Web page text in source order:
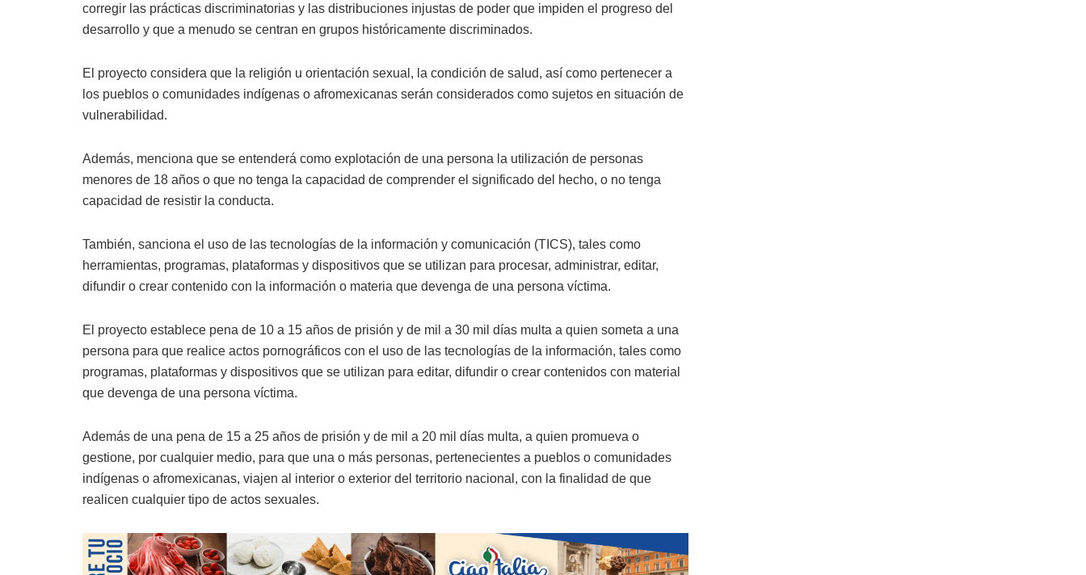
corregir las prácticas discriminatorias y las distribuciones injustas de poder que impiden el progreso del
desarrollo y que a menudo se centran en grupos históricamente discriminados.
El proyecto considera que la religión u orientación sexual, la condición de salud, así como pertenecer a
los pueblos o comunidades indígenas o afromexicanas serán considerados como sujetos en situación de
vulnerabilidad.
Además, menciona que se entenderá como explotación de una persona la utilización de personas
menores de 18 años o que no tenga la capacidad de comprender el significado del hecho, o no tenga
capacidad de resistir la conducta.
También, sanciona el uso de las tecnologías de la información y comunicación (TICS), tales como
herramientas, programas, plataformas y dispositivos que se utilizan para procesar, administrar, editar,
difundir o crear contenido con la información o materia que devenga de una persona víctima.
El proyecto establece pena de 10 a 15 años de prisión y de mil a 30 mil días multa a quien someta a una
persona para que realice actos pornográficos con el uso de las tecnologías de la información, tales como
programas, plataformas y dispositivos que se utilizan para editar, difundir o crear contenidos con material
que devenga de una persona víctima.
Además de una pena de 15 a 25 años de prisión y de mil a 20 mil días multa, a quien promueva o
gestione, por cualquier medio, para que una o más personas, pertenecientes a pueblos o comunidades
indígenas o afromexicanas, viajen al interior o exterior del territorio nacional, con la finalidad de que
realicen cualquier tipo de actos sexuales.